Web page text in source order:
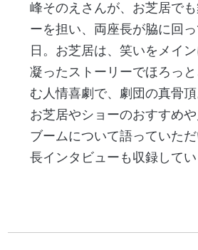
峰そのえさんが、お芝居で
ーを担い、両座長が脇に回
日。お芝居は、笑いをメイン
凝ったストーリーでほろっ
む人情喜劇で、劇団の真骨頂
お芝居やショーのおすすめ
ブームについて語っていた
長インタビューも収録してい